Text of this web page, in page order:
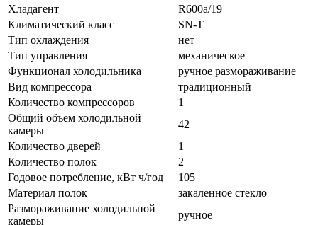
Хладагент
R600a/19
Климатический класс
SN-T
Тип охлаждения
нет
Тип управления
механическое
Функционал холодильника
ручное размораживание
Вид компрессора
традиционный
Количество компрессоров
1
Общий объем холодильной
камеры
42
Количество дверей
1
Количество полок
2
Годовое потребление, кВт ч/год
105
Материал полок
закаленное стекло
Размораживание холодильной
камеры
ручное